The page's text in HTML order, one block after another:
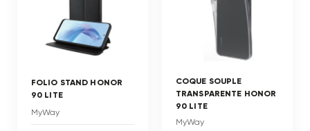
FOLIO STAND HONOR
90 LITE
MyWay
COQUE SOUPLE
TRANSPARENTE HONOR
90 LITE
MyWay